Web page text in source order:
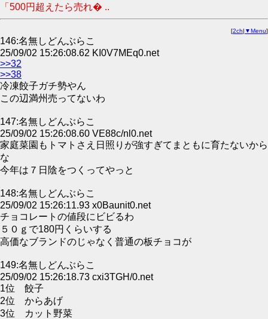
「500円超えたら売れ� ..
[2ch| ▼Menu]
146:名無しどんぶらこ
25/09/02 15:26:08.62 KI0V7MEq0.net
>>32
>>38
冷凍餃子ガチ勢やん
この辺満州売ってないわ
147:名無しどんぶらこ
25/09/02 15:26:08.60 VE88c/nl0.net
家庭菜園もトマトさえ日照りが強すぎてまともに育たないから
な
今年は７日陰をつくってやっと
148:名無しどんぶらこ
25/09/02 15:26:11.93 x0Baunit0.net
チョコレートの値段にビビるわ
５０ｇで180円くらいする
高価なブランドのじゃなく普通の板チョコが
149:名無しどんぶらこ
25/09/02 15:26:18.73 cxi3TGH/0.net
1位 餃子
2位 からあげ
3位 カット野菜